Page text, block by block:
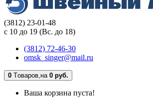
(3812) 23-01-48
с 10 до 19 (Вс. до 18)
(3812) 72-46-30
omsk_singer@mail.ru
0 Tоваров,на 0 руб.
Ваша корзина пуста!